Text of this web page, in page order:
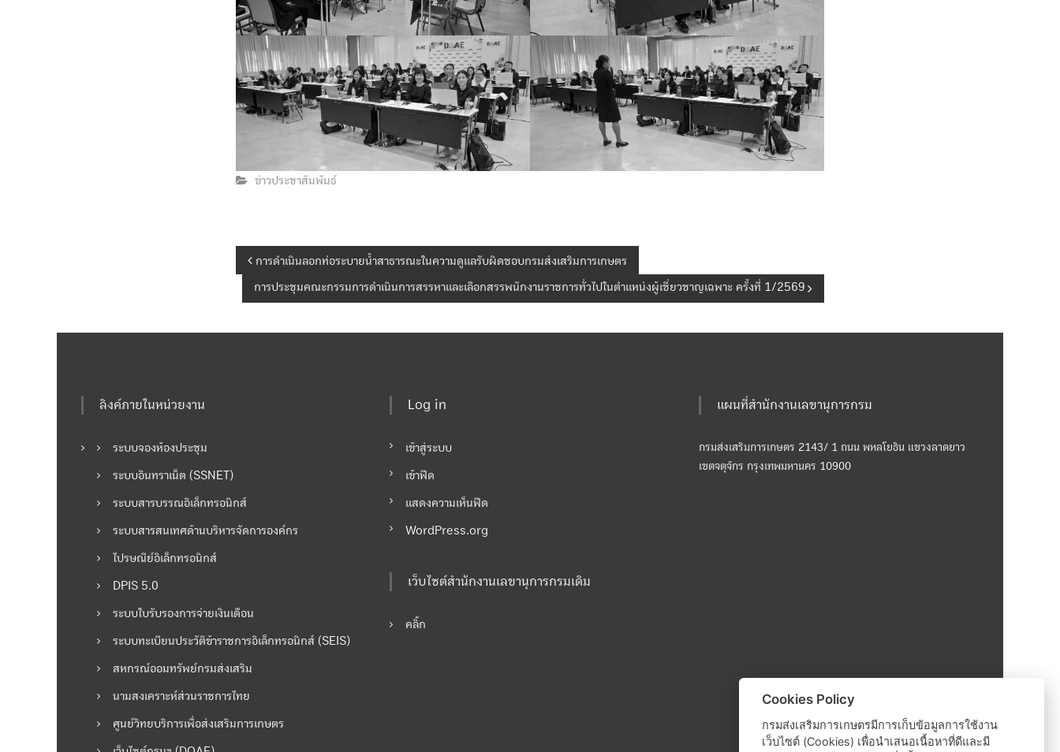
ข่าวประชาสัมพันธ์
น
ะ
รื่
ง
การดำเนินลอกท่อระบายน้ำสาธารณะในความดูแลรับผิดชอบกรมส่งเสริมการเกษตร
การประชุมคณะกรรมการดำเนินการสรรหาและเลือกสรรพนักงานราชการทั่วไปในตำแหน่งผู้เชี่ยวชาญเฉพาะ ครั้งที่ 1/2569
ลิงค์ภายในหน่วยงาน
ระบบจองห้องประชุม
ระบบอินทราเน็ต (SSNET)
ระบบสารบรรณอิเล็กทรอนิกส์
ระบบสารสนเทศด้านบริหารจัดการองค์กร
ไปรษณีย์อิเล็กทรอนิกส์
DPIS 5.0
ระบบใบรับรองการจ่ายเงินเดือน
ระบบทะเบียนประวัติข้าราชการอิเล็กทรอนิกส์ (SEIS)
สหกรณ์ออมทรัพย์กรมส่งเสริม
นามสงเคราะห์ส่วนราชการไทย
ศูนย์วิทยบริการเพื่อส่งเสริมการเกษตร
Log in
เข้าสู่ระบบ
เข้าฟีด
แสดงความเห็นฟีด
WordPress.org
เว็บไซต์สำนักงานเลขานุการกรมเดิม
คลิ๊ก
แผนที่สำนักงานเลขานุการกรม
กรมส่งเสริมการเกษตร 2143/ 1 ถนน พหลโยธิน แขวงลาดยาว
เขตจตุจักร กรุงเทพมหานคร 10900
Cookies Policy
กรมส่งเสริมการเกษตรมีการเก็บข้อมูลการใช้งาน
เว็บไซต์ (Cookies) เพื่อนำเสนอเนื้อหาที่ดีและมี